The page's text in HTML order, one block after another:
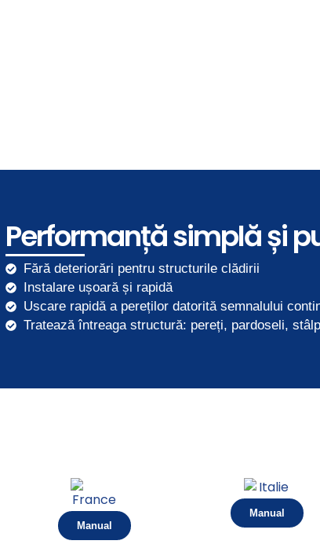
Performanță simplă și
Fără deteriorări pentru structurile clădirii
Instalare ușoară și rapidă
Uscare rapidă a pereților datorită semnalului
Tratează întreaga structură: pereți, pardoseli,
Manual
Manual